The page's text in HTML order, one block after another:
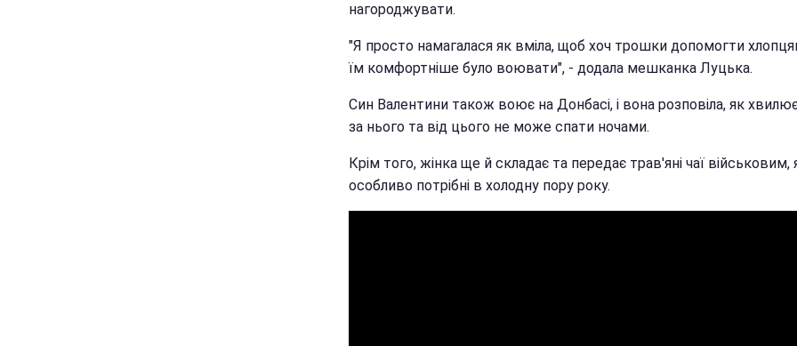
нагороджувати.
"Я просто намагалася як вміла, щоб хоч трошки допомогти
їм комфортніше було воювати", - додала мешканка Луцька.
Син Валентини також воює на Донбасі, і вона розповіла, як
за нього та від цього не може спати ночами.
Крім того, жінка ще й складає та передає трав'яні чаї військовим,
особливо потрібні в холодну пору року.